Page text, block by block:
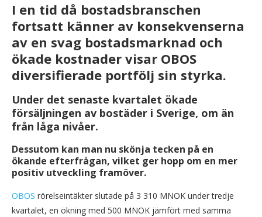
I en tid då bostadsbranschen
fortsatt känner av konsekvenserna
av en svag bostadsmarknad och
ökade kostnader visar OBOS
diversifierade portfölj sin styrka.
Under det senaste kvartalet ökade
försäljningen av bostäder i Sverige, om än
från låga nivåer.
Dessutom kan man nu skönja tecken på en
ökande efterfrågan, vilket ger hopp om en mer
positiv utveckling framöver.
OBOS rörelseintäkter slutade på 3 310 MNOK under tredje
kvartalet, en ökning med 500 MNOK jämfört med samma